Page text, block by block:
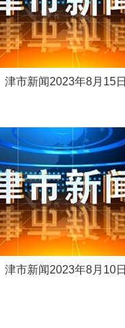
津市新闻2023年8月15日
津市新闻2023年8月10日